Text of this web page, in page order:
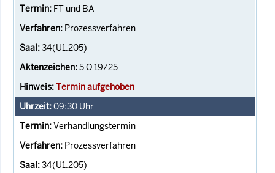
FT und BA
Prozessverfahren
34(U1.205)
5 O 19/25
Termin aufgehoben
09:30 Uhr
Verhandlungstermin
Prozessverfahren
34(U1.205)